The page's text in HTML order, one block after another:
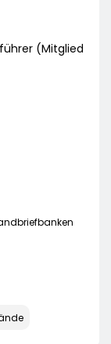
(Mitglied